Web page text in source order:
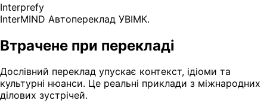
Interprefy
InterMIND Автопереклад УВІМК.
Втрачене при перекладі
Дослівний переклад упускає контекст, ідіоми та
культурні нюанси. Це реальні приклади з міжнародних
ділових зустрічей.